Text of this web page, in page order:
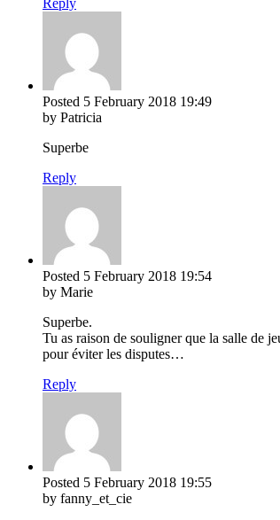
Posted 5 February 2018 19:49
by Patricia
Superbe
Reply
Posted 5 February 2018 19:54
by Marie
Superbe.
Tu as raison de souligner que la salle de
pour éviter les disputes…
Reply
Posted 5 February 2018 19:55
by fanny_et_cie